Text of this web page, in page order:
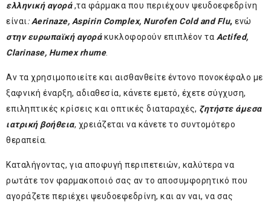
ελληνική αγορά,τα φάρμακα που περιέχουν ψευδοεφεδρίνη
είναι:Aerinaze, AspirinComplex, NurofenColdandFlu, ενώ
στην ευρωπαϊκή αγοράκυκλοφορούν επιπλέον τα Actifed,
Clarinase, Humexrhume.
Αν τα χρησιμοποιείτε και αισθανθείτε έντονο πονοκέφαλο με
ξαφνική έναρξη, αδιαθεσία, κάνετε εμετό, έχετε σύγχυση,
επιληπτικές κρίσεις και οπτικές διαταραχές, ζητήστε άμεσα
ιατρική βοήθεια, χρειάζεται να κάνετε το συντομότερο
θεραπεία.
Καταλήγοντας, για αποφυγή περιπετειών, καλύτερα να
ρωτάτε τον φαρμακοποιό σας αν το αποσυμφορητικό που
αγοράζετε περιέχει ψευδοεφεδρίνη, και αν ναι, να σας